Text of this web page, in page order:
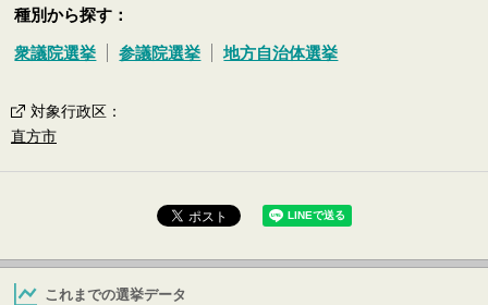
種別から探す：
衆議院選挙 参議院選挙 地方自治体選挙
対象行政区 ：
直方市
これまでの選挙データ